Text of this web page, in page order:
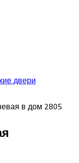
двери
в дом 2805